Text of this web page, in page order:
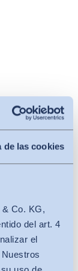
de las cookies
Co. KG,
del art. 4
el